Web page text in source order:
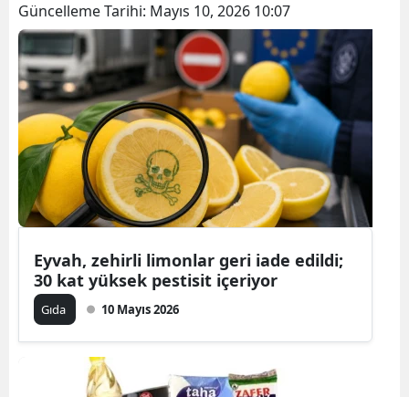
Güncelleme Tarihi: Mayıs 10, 2026 10:07
Eyvah, zehirli limonlar geri iade edildi;
30 kat yüksek pestisit içeriyor
Gıda 10 Mayıs 2026